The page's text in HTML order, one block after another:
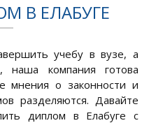
В ЕЛАБУГЕ
учебу в вузе, а
компания готова
мнения о законности и
разделяются. Давайте
диплом в Елабуге с